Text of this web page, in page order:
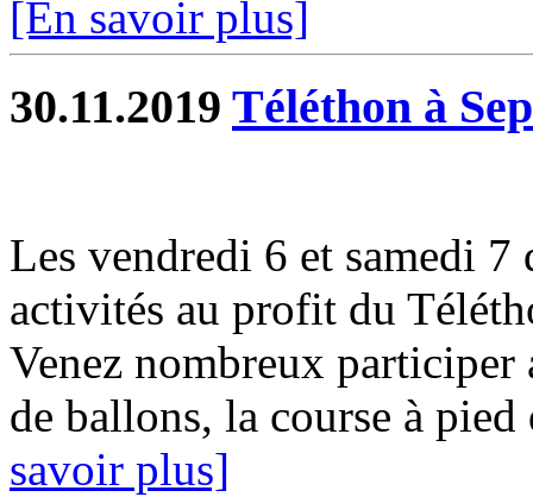
[En savoir plus]
30.11.2019 Téléthon à
Les vendredi 6 et samedi 7
activités au profit du
Venez nombreux participer
de ballons, la course à
savoir plus]